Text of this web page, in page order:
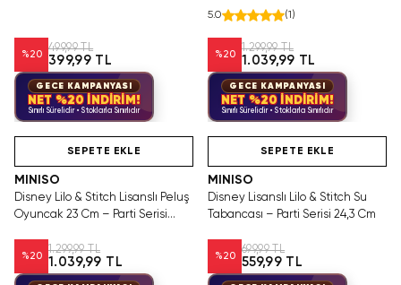
%20
499,99 TL
399,99 TL
GECE KAMPANYASI
NET %20 İNDİRİM!
Sınırlı Sürelidir • Stoklarla Sınırlıdır
Arkadaş Serisi Taşınabilir Tasarım
5.0 (1 )
%20
1.299,99 TL
1.039,99 TL
GECE KAMPANYASI
NET %20 İNDİRİM!
Sınırlı Sürelidir • Stoklarla Sınırlıdır
SEPETE EKLE
MINISO
Disney Lilo & Stitch Lisanslı Peluş
Oyuncak 23 Cm – Parti Serisi
Tasarım
%20
1.299,99 TL
1.039,99 TL
SEPETE EKLE
MINISO
Disney Lisanslı Lilo & Stitch Su
Tabancası – Parti Serisi 24,3 Cm
%20
699,99 TL
559,99 TL